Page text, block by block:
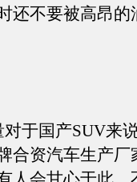
还不要被高昂的
于国产SUV来
合资汽车生产厂